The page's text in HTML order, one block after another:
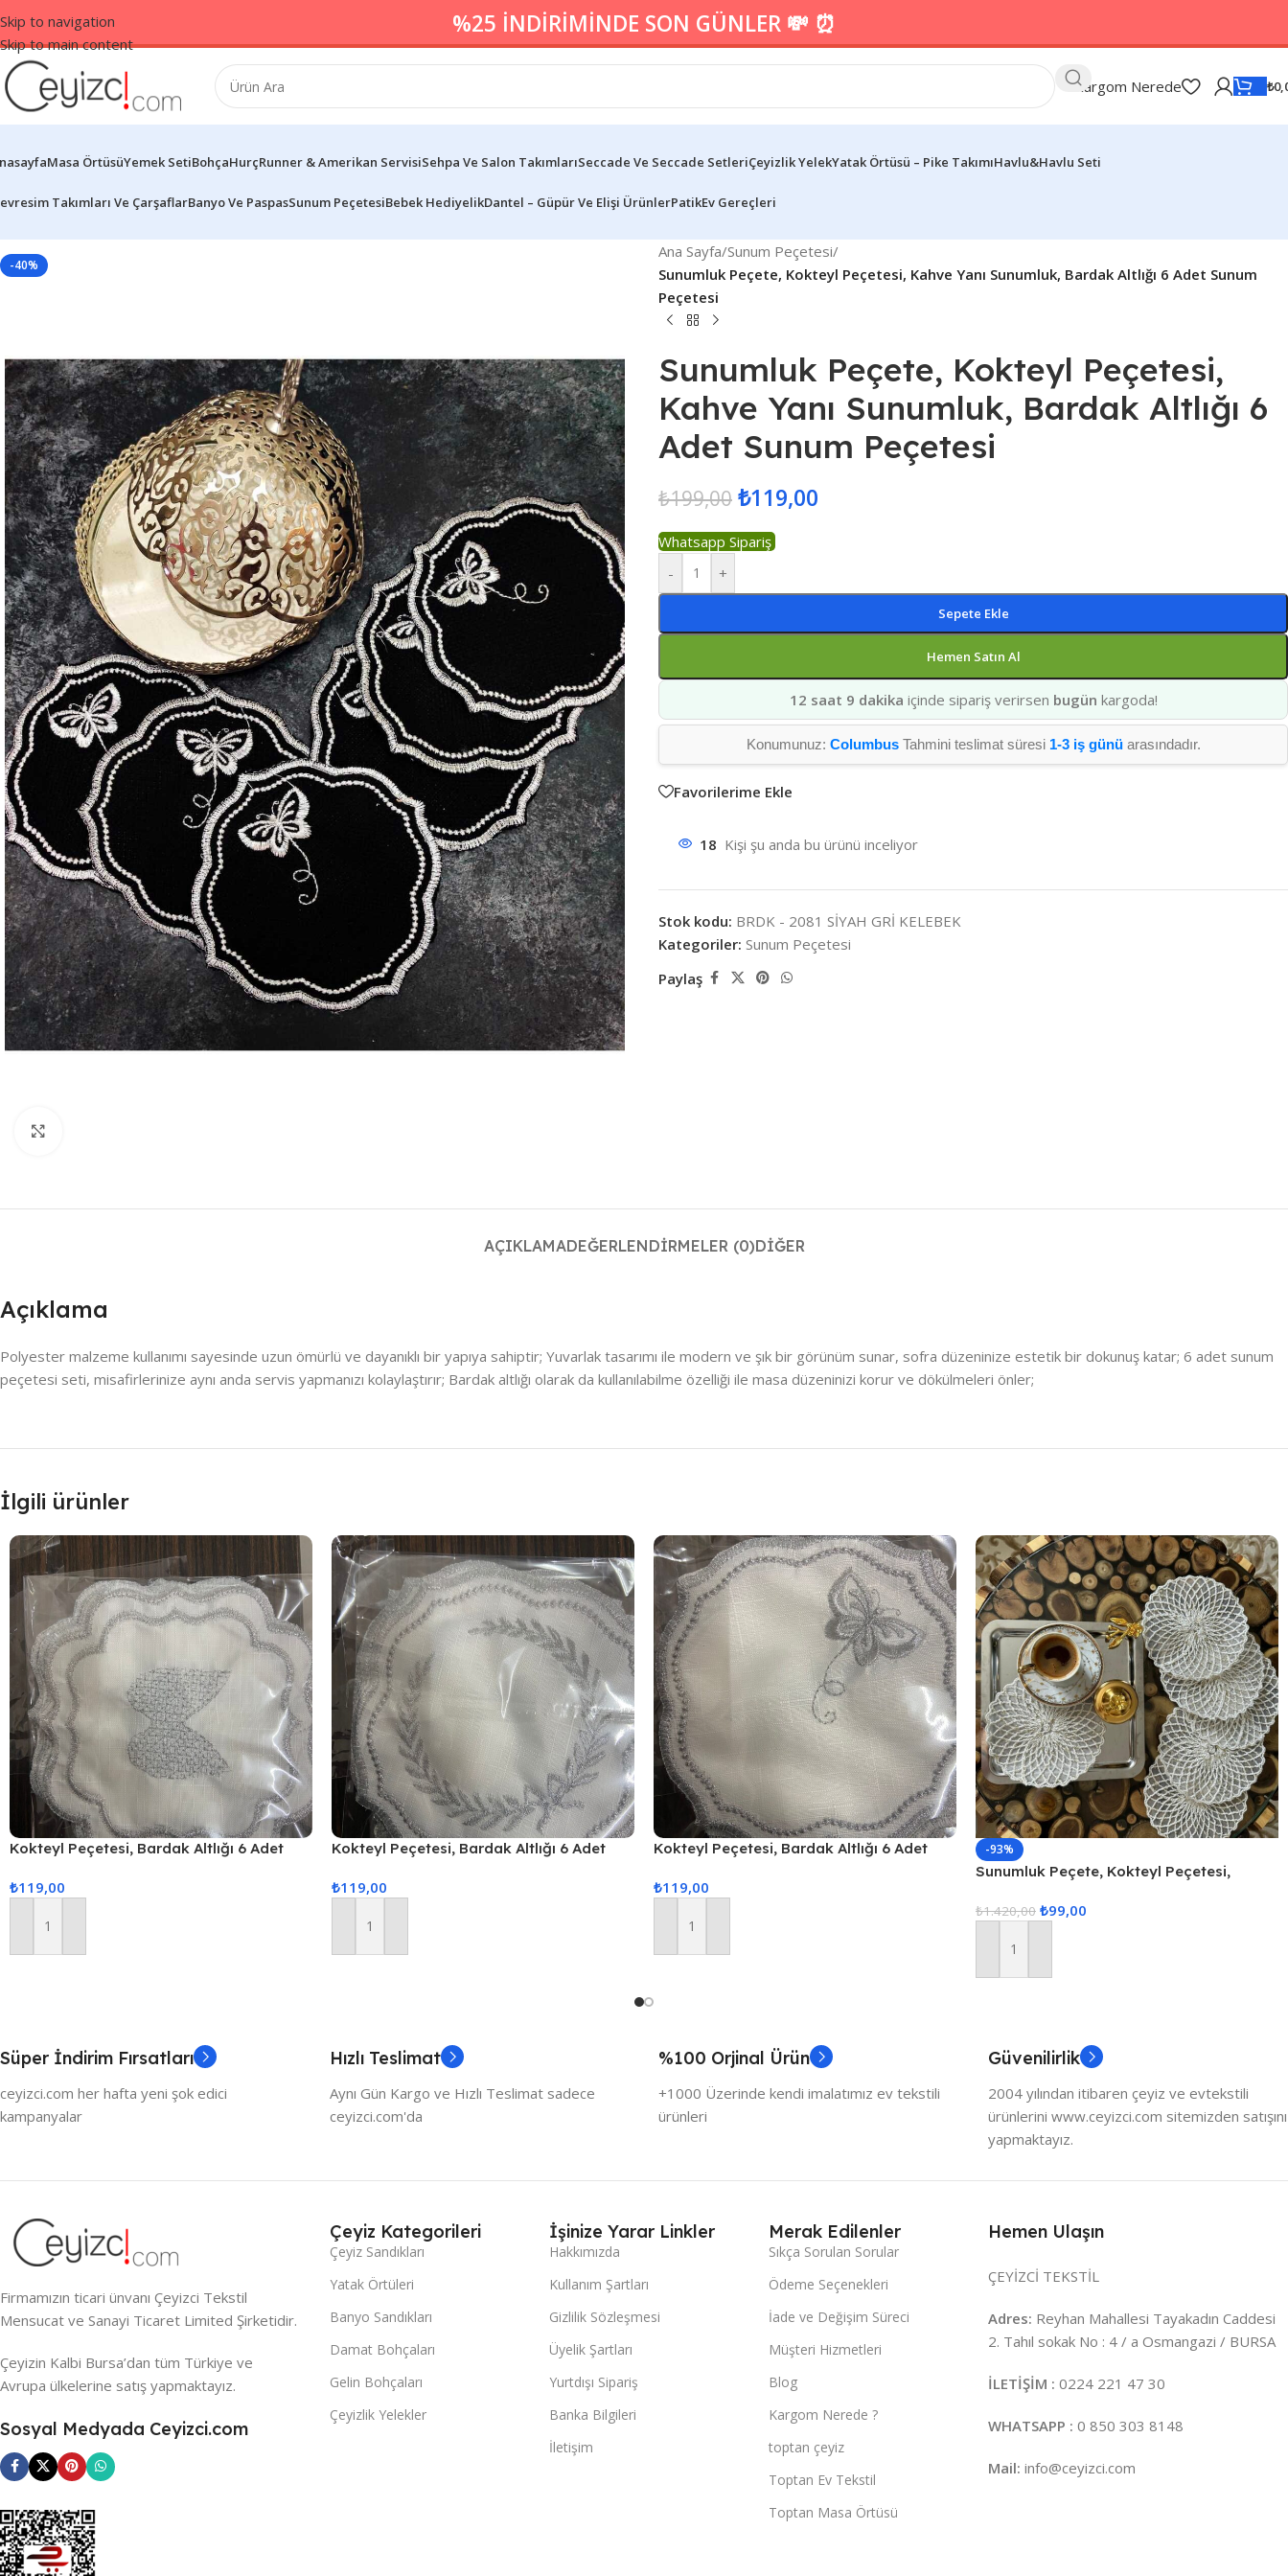
Skip to navigation
Skip to main content
%25 İNDİRİMİNDE SON GÜNLER 💸 ⏰
Kargom Nerede ₺
Masa ÖrtüsüYemek SetiBohçaHurçRunner & Amerikan ServisiSehpa Ve Salon TakımlarıSeccade Ve Seccade SetleriÇeyizlik YelekYatak Örtüsü – Pike TakımıHavlu&Havlu Seti
Takımları Ve ÇarşaflarBanyo Ve PaspasSunum PeçetesiBebek HediyelikDantel – Güpür Ve Elişi ÜrünlerPatikEv Gereçleri
-40%
Ana Sayfa/Sunum Peçetesi/
Sunumluk Peçete, Kokteyl Peçetesi, Kahve Yanı Sunumluk, Bardak Altlığı 6 Adet Sunum
Peçetesi
Sunumluk Peçete, Kokteyl Peçetesi,
Kahve Yanı Sunumluk, Bardak Altlığı 6
Adet Sunum Peçetesi
₺199,00 ₺119,00
Whatsapp Sipariş
-
+
Sepete Ekle
Hemen Satın Al
12 saat 9 dakika içinde sipariş verirsen bugün kargoda!
Konumunuz: ColumbusTahmini teslimat süresi 1-3 iş günüarasındadır.
Favorilerime Ekle
18 Kişi şu anda bu ürünü inceliyor
Stok kodu: BRDK - 2081 SİYAH GRİ KELEBEK
Kategoriler: Sunum Peçetesi
Paylaş
AÇIKLAMADEĞERLENDIRMELER (0)DIĞER
Açıklama
Polyester malzeme kullanımı sayesinde uzun ömürlü ve dayanıklı bir yapıya sahiptir; Yuvarlak tasarımı ile modern ve şık bir görünüm sunar, sofra düzeninize estetik bir dokunuş katar; 6 adet sunum
peçetesi seti, misafirlerinize aynı anda servis yapmanızı kolaylaştırır; Bardak altlığı olarak da kullanılabilme özelliği ile masa düzeninizi korur ve dökülmeleri önler;
İlgili ürünler
Kokteyl Peçetesi, Bardak Altlığı 6 Adet
₺119,00
Sepete Ekle
Kokteyl Peçetesi, Bardak Altlığı 6 Adet
₺119,00
Sepete Ekle
Kokteyl Peçetesi, Bardak Altlığı 6 Adet
₺119,00
Sepete Ekle
-93%
Sunumluk Peçete, Kokteyl Peçetesi,
Adet Sunum Peçetesi
₺1.420,00 ₺99,00
Sepete Ekle
Süper İndirim Fırsatları
ceyizci.com her hafta yeni şok edici
kampanyalar
Hızlı Teslimat
Aynı Gün Kargo ve Hızlı Teslimat sadece
ceyizci.com'da
%100 Orjinal Ürün
+1000 Üzerinde kendi imalatımız ev tekstili
ürünleri
Güvenilirlik
2004 yılından itibaren çeyiz ve evtekstili
ürünlerini www.ceyizci.com sitemizden satışını
yapmaktayız.
Firmamızın ticari ünvanı Çeyizci Tekstil
Mensucat ve Sanayi Ticaret Limited Şirketidir.
Çeyizin Kalbi Bursa’dan tüm Türkiye ve
Avrupa ülkelerine satış yapmaktayız.
Sosyal Medyada Ceyizci.com
Çeyiz Kategorileri
Çeyiz Sandıkları
Yatak Örtüleri
Banyo Sandıkları
Damat Bohçaları
Gelin Bohçaları
Çeyizlik Yelekler
İşinize Yarar Linkler
Hakkımızda
Kullanım Şartları
Gizlilik Sözleşmesi
Üyelik Şartları
Yurtdışı Sipariş
Banka Bilgileri
İletişim
Merak Edilenler
Sıkça Sorulan Sorular
Ödeme Seçenekleri
İade ve Değişim Süreci
Müşteri Hizmetleri
Blog
Kargom Nerede ?
toptan çeyiz
Toptan Ev Tekstil
Toptan Masa Örtüsü
Hemen Ulaşın
ÇEYİZCİ TEKSTİL
Adres: Reyhan Mahallesi Tayakadın Caddesi
2. Tahıl sokak No : 4 / a Osmangazi / BURSA
İLETİŞİM : 0224 221 47 30
WHATSAPP : 0 850 303 8148
Mail: info@ceyizci.com